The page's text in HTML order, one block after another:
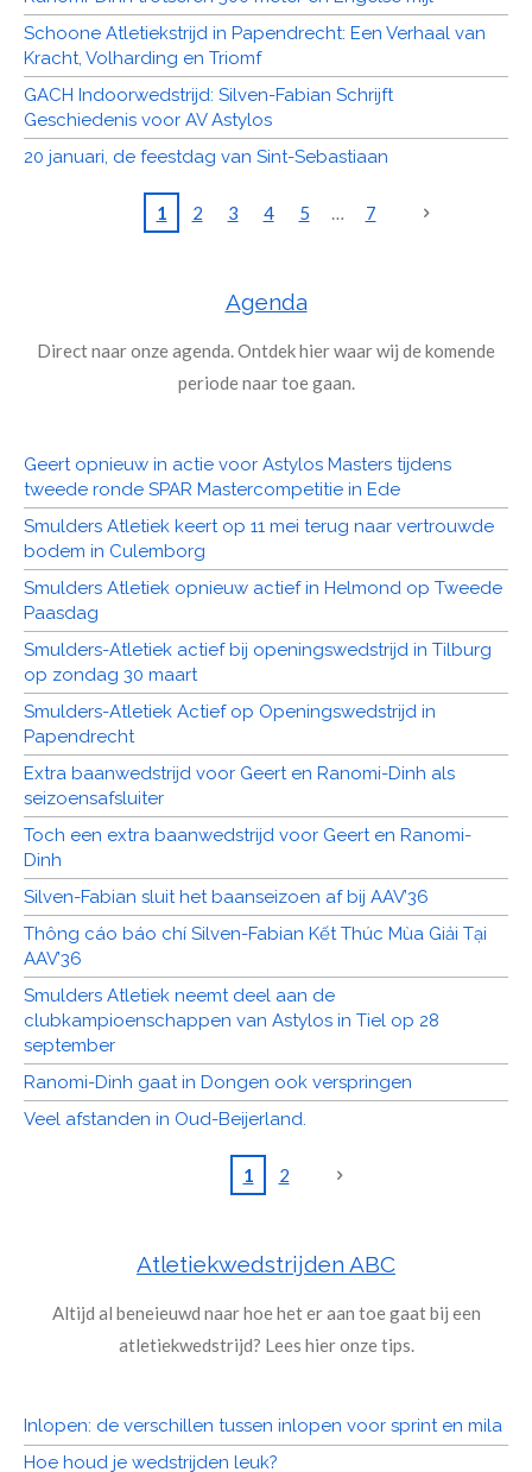
Schoone Atletiekstrijd in Papendrecht: Een Verhaal van
Kracht, Volharding en Triomf
GACH Indoorwedstrijd: Silven-Fabian Schrijft
Geschiedenis voor AV Astylos
20 januari, de feestdag van Sint-Sebastiaan
1 2 3 4 5 7
Agenda
Direct naar onze agenda. Ontdek hier waar wij de komende
periode naar toe gaan.
Geert opnieuw in actie voor Astylos Masters tijdens
tweede ronde SPAR Mastercompetitie in Ede
Smulders Atletiek keert op 11 mei terug naar vertrouwde
bodem in Culemborg
Smulders Atletiek opnieuw actief in Helmond op Tweede
Paasdag
Smulders-Atletiek actief bij openingswedstrijd in Tilburg
op zondag 30 maart
Smulders-Atletiek Actief op Openingswedstrijd in
Papendrecht
Extra baanwedstrijd voor Geert en Ranomi-Dinh als
seizoensafsluiter
Toch een extra baanwedstrijd voor Geert en Ranomi-
Dinh
Silven-Fabian sluit het baanseizoen af bij AAV’36
Thông cáo báo chí Silven-Fabian Kết Thúc Mùa Giải Tại
AAV’36
Smulders Atletiek neemt deel aan de
clubkampioenschappen van Astylos in Tiel op 28
september
Ranomi-Dinh gaat in Dongen ook verspringen
Veel afstanden in Oud-Beijerland.
1 2
Atletiekwedstrijden ABC
Altijd al beneieuwd naar hoe het er aan toe gaat bij een
atletiekwedstrijd? Lees hier onze tips.
Inlopen: de verschillen tussen inlopen voor sprint en mila
Hoe houd je wedstrijden leuk?